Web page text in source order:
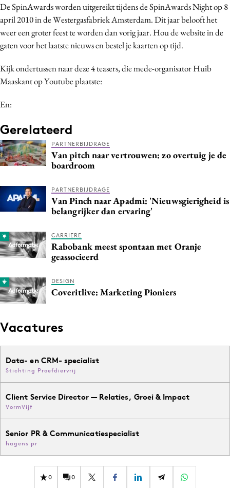
Martech
Media
Merkstrategie
Programmatic
Purpose Marketing
Reputatie & crisis
De SpinAwards worden uitgereikt tijdens de SpinAwards Night op 8
april 2010 in de Westergasfabriek Amsterdam. Dit jaar belooft het
weer een groter feest te worden dan vorig jaar. Hou de website in de
gaten voor het laatste nieuws en bestel je kaarten op tijd.
Kijk ondertussen naar deze 4 teasers, die mede-organisator Huib
Maaskant op Youtube plaatste:
En:
Gerelateerd
PARTNERBIJDRAGE
Van pitch naar vertrouwen: zo overtuig je de
boardroom
PARTNERBIJDRAGE
Van Pinch naar Apadmi: 'Nieuwsgierigheid is
belangrijker dan ervaring'
CARRIERE
Rabobank meest spontaan met Oranje
geassocieerd
DESIGN
Coveritlive: Marketing Pioniers
Vacatures
Data- en CRM- specialist
Stichting Proefdiervrij
Client Service Director — Relaties, Groei & Impact
VormVijf
Senior PR & Communicatiespecialist
hagens pr
0 0